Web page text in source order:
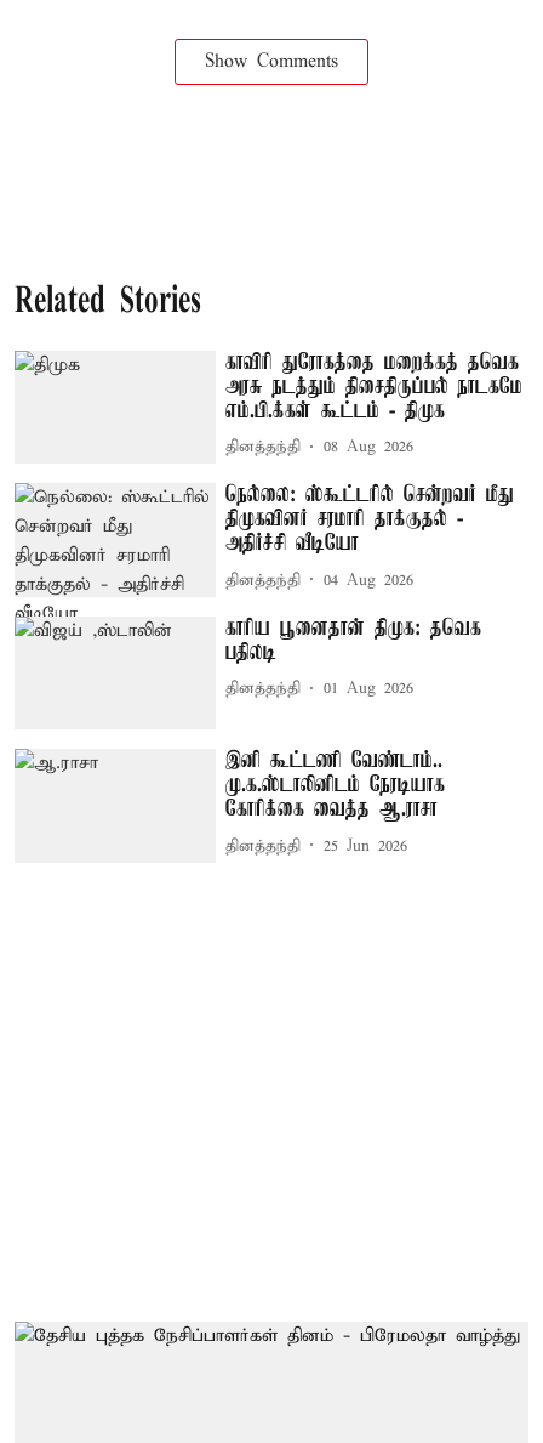
Show Comments
Related Stories
காவிரி துரோகத்தை மறைக்கத் தவெக
அரசு நடத்தும் திசைதிருப்பல் நாடகமே
எம்.பி.க்கள் கூட்டம் - திமுக
தினத்தந்தி 08 Aug 2026
நெல்லை: ஸ்கூட்டரில் சென்றவர் மீது
திமுகவினர் சரமாரி தாக்குதல் -
அதிர்ச்சி வீடியோ
தினத்தந்தி 04 Aug 2026
காரிய பூனைதான் திமுக: தவெக
பதிலடி
தினத்தந்தி 01 Aug 2026
இனி கூட்டணி வேண்டாம்..
மு.க.ஸ்டாலினிடம் நேரடியாக
கோரிக்கை வைத்த ஆ.ராசா
தினத்தந்தி 25 Jun 2026